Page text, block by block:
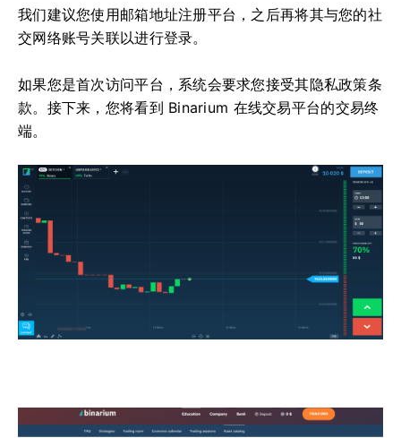
我们建议您使用邮箱地址注册平台，之后再将其与您的社
交网络账号关联以进行登录。
如果您是首次访问平台，系统会要求您接受其隐私政策条
款。接下来，您将看到 Binarium 在线交易平台的交易终
端。